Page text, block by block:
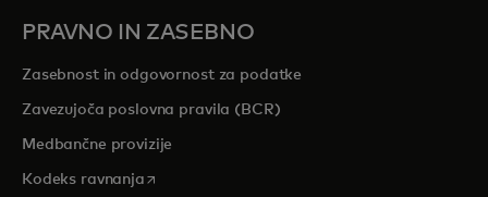
PRAVNO IN ZASEBNO
Zasebnost in odgovornost za podatke
Zavezujoča poslovna pravila (BCR)
Medbančne provizije
Kodeks ravnanjaopens in a new tab